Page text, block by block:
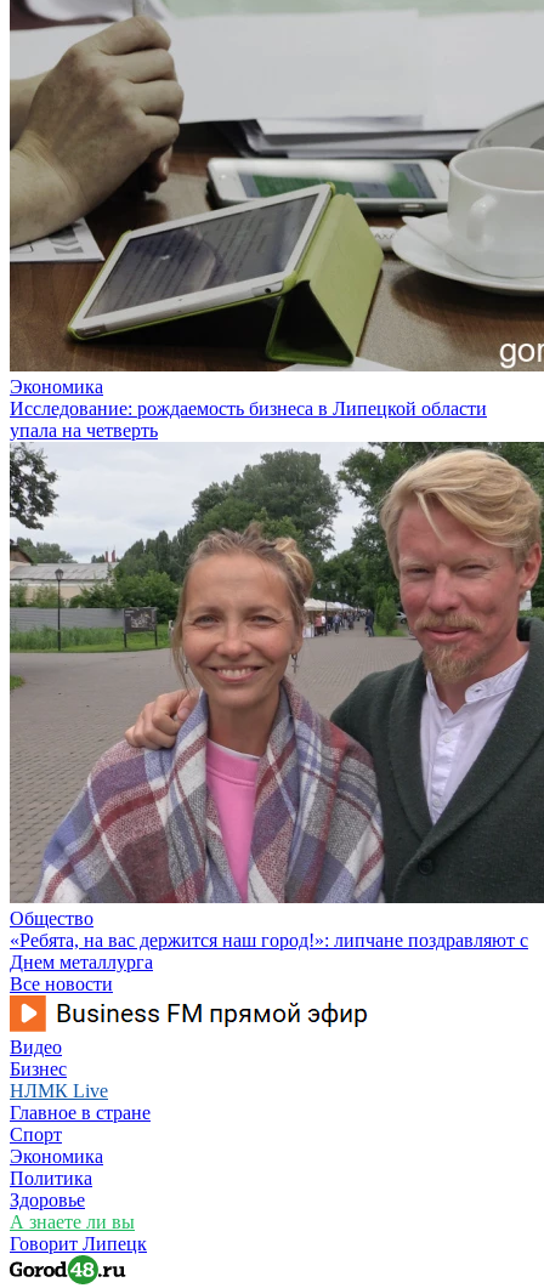
Экономика
Исследование: рождаемость бизнеса в Липецкой области
упала на четверть
Общество
«Ребята, на вас держится наш город!»: липчане поздравляют с
Днем металлурга
Все новости
Видео
Бизнес
НЛМК Live
Главное в стране
Спорт
Экономика
Политика
Здоровье
А знаете ли вы
Говорит Липецк